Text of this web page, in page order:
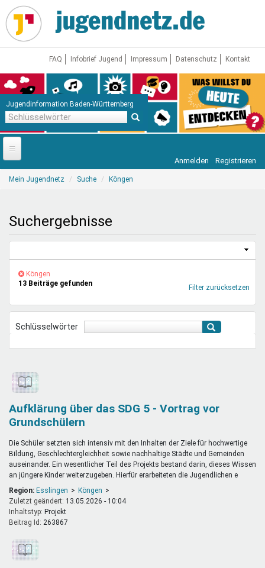
Direkt
zum
Inhalt
FAQ Infobrief Jugend Impressum Datenschutz Kontakt
Jugendinformation Baden-Württemberg
Startseite
Freizeit & Reisen
Mentoren & Projekte
Schule & Beruf
Anmelden Registrieren
Sie
Mein Jugendnetz Suche Köngen
Suchergebnisse
(-) Köngen-
Filter
Köngen
Filter zurücksetzen
13 Beiträge gefunden
Schlüsselwörter
Aufklärung über das SDG 5 - Vortrag vor
Grundschülern
Die Schüler setzten sich intensiv mit den Inhalten der Ziele für hochwertige
Bildung, Geschlechtergleichheit sowie nachhaltige Städte und Gemeinden
auseinander. Ein wesentlicher Teil des Projekts bestand darin, dieses Wissen
an jüngere Kinder weiterzugeben. Hierfür erarbeiteten die Jugendlichen e
Region: Esslingen
Köngen
Zuletzt geändert: 13.05.2026 - 10:04
Inhaltstyp:
projekt
Beitrag Id: 263867